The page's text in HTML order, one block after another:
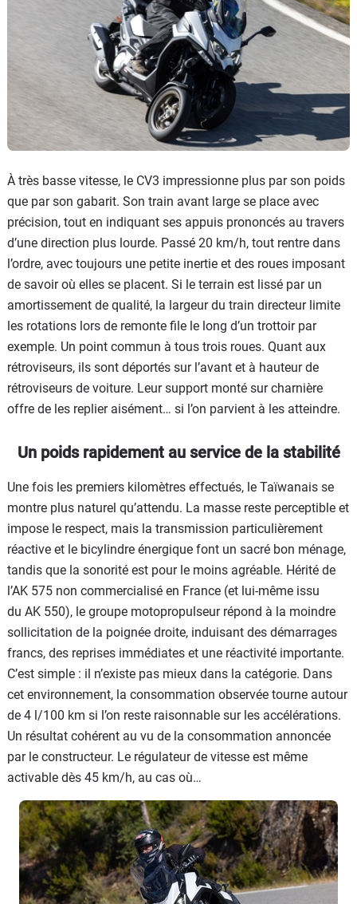
À très basse vitesse, le CV3 impressionne plus par son poids
que par son gabarit. Son train avant large se place avec
précision, tout en indiquant ses appuis prononcés au travers
d’une direction plus lourde. Passé 20 km/h, tout rentre dans
l’ordre, avec toujours une petite inertie et des roues imposant
de savoir où elles se placent. Si le terrain est lissé par un
amortissement de qualité, la largeur du train directeur limite
les rotations lors de remonte file le long d’un trottoir par
exemple. Un point commun à tous trois roues. Quant aux
rétroviseurs, ils sont déportés sur l’avant et à hauteur de
rétroviseurs de voiture. Leur support monté sur charnière
offre de les replier aisément… si l’on parvient à les atteindre.
Un poids rapidement au service de la stabilité
Une fois les premiers kilomètres effectués, le Taïwanais se
montre plus naturel qu’attendu. La masse reste perceptible et
impose le respect, mais la transmission particulièrement
réactive et le bicylindre énergique font un sacré bon ménage,
tandis que la sonorité est pour le moins agréable. Hérité de
l’AK 575 non commercialisé en France (et lui-même issu
du AK 550), le groupe motopropulseur répond à la moindre
sollicitation de la poignée droite, induisant des démarrages
francs, des reprises immédiates et une réactivité importante.
C’est simple : il n’existe pas mieux dans la catégorie. Dans
cet environnement, la consommation observée tourne autour
de 4 l/100 km si l’on reste raisonnable sur les accélérations.
Un résultat cohérent au vu de la consommation annoncée
par le constructeur. Le régulateur de vitesse est même
activable dès 45 km/h, au cas où…